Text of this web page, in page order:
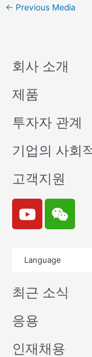
← Previous Media
회사 소개
제품
투자자 관계
기업의 사회
고객지원
Y
o
u
e
W
e
i
n
Language
최근 소식
응용
인재채용